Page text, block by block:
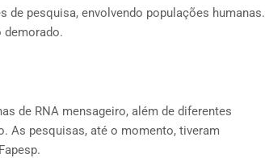
de pesquisa, envolvendo populações humanas.
demorado.
de RNA mensageiro, além de diferentes
As pesquisas, até o momento, tiveram